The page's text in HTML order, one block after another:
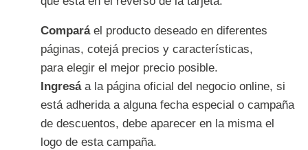
Compará el producto deseado en diferentes
páginas, cotejá precios y características,
para elegir el mejor precio posible.
Ingresá a la página oficial del negocio online, si
está adherida a alguna fecha especial o campaña
de descuentos, debe aparecer en la misma el
logo de esta campaña.